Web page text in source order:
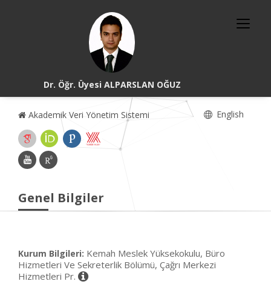
Dr. Öğr. Üyesi ALPARSLAN OĞUZ
Akademik Veri Yönetim Sistemi English
Genel Bilgiler
Kurum Bilgileri: Kemah Meslek Yüksekokulu, Büro
Hizmetleri Ve Sekreterlik Bölümü, Çağrı Merkezi
Hizmetleri Pr.